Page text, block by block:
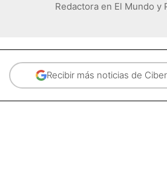
Redactora en El Mundo y
Recibir más noticias de